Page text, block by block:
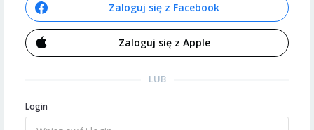
Zaloguj się z Facebook
Zaloguj się z Apple
LUB
Login